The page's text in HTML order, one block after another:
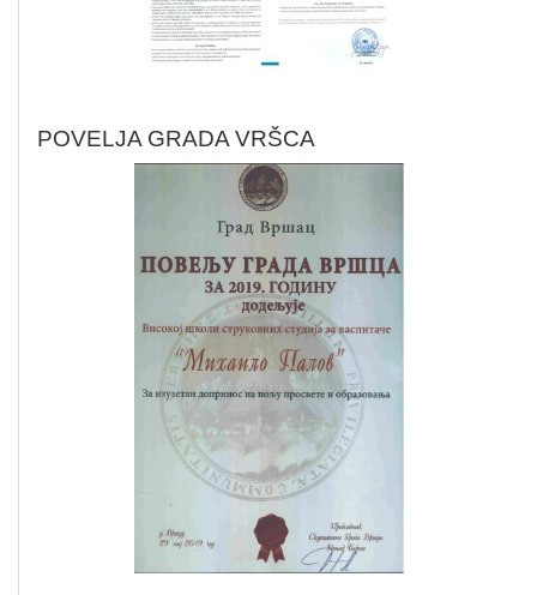
POVELJA GRADA VRŠCA